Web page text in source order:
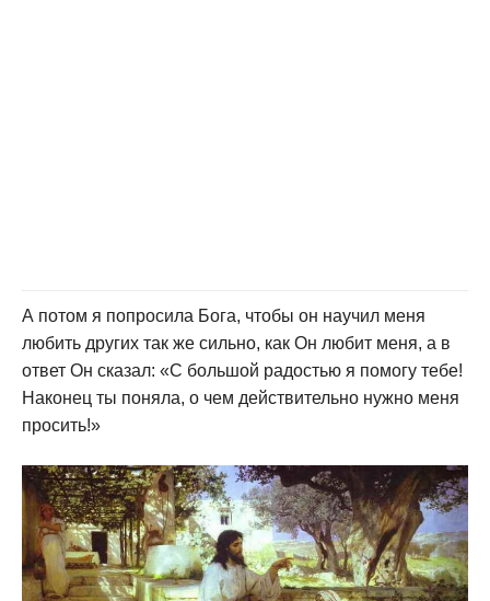
А потом я попросила Бога, чтобы он научил меня
любить других так же сильно, как Он любит меня, а в
ответ Он сказал: «С большой радостью я помогу тебе!
Наконец ты поняла, о чем действительно нужно меня
просить!»